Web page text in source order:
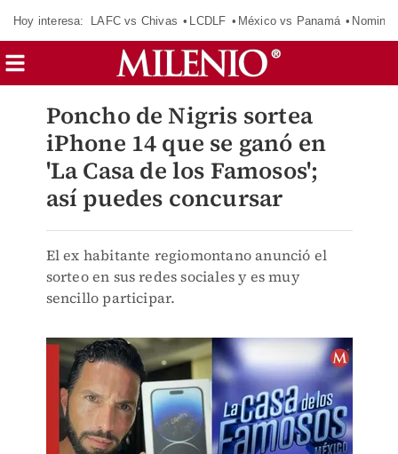
Hoy interesa: LAFC vs Chivas LCDLF México vs Panamá
Poncho de Nigris sortea
iPhone 14 que se ganó en
'La Casa de los Famosos';
así puedes concursar
El ex habitante regiomontano anunció el
sorteo en sus redes sociales y es muy
sencillo participar.